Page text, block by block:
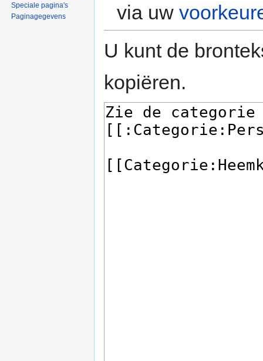
via uw
U kunt de
kopiëren.
Speciale pagina's
Paginagegevens